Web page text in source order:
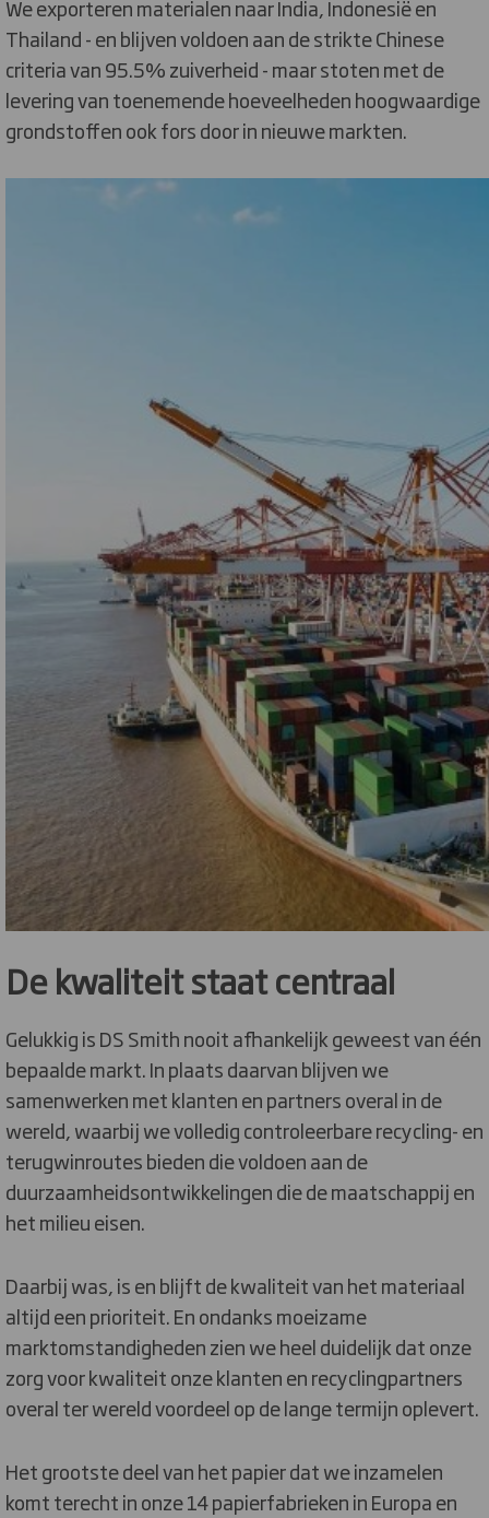
We exporteren materialen naar India, Indonesië en
Thailand - en blijven voldoen aan de strikte Chinese
criteria van 95.5% zuiverheid - maar stoten met de
levering van toenemende hoeveelheden hoogwaardige
grondstoffen ook fors door in nieuwe markten.
De kwaliteit staat centraal
Gelukkig is DS Smith nooit afhankelijk geweest van één
bepaalde markt. In plaats daarvan blijven we
samenwerken met klanten en partners overal in de
wereld, waarbij we volledig controleerbare recycling- en
terugwinroutes bieden die voldoen aan de
duurzaamheidsontwikkelingen die de maatschappij en
het milieu eisen.
Daarbij was, is en blijft de kwaliteit van het materiaal
altijd een prioriteit. En ondanks moeizame
marktomstandigheden zien we heel duidelijk dat onze
zorg voor kwaliteit onze klanten en recyclingpartners
overal ter wereld voordeel op de lange termijn oplevert.
Het grootste deel van het papier dat we inzamelen
komt terecht in onze 14 papierfabrieken in Europa en